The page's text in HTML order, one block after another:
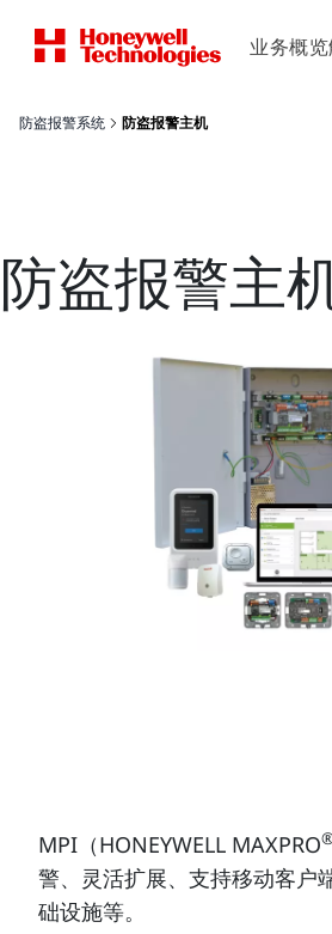
业务概览
防盗报警系统 防盗报警主机
防盗报警主
MPI（HONEYWELL MAXPRO
警、灵活扩展、支持移动客户
础设施等。